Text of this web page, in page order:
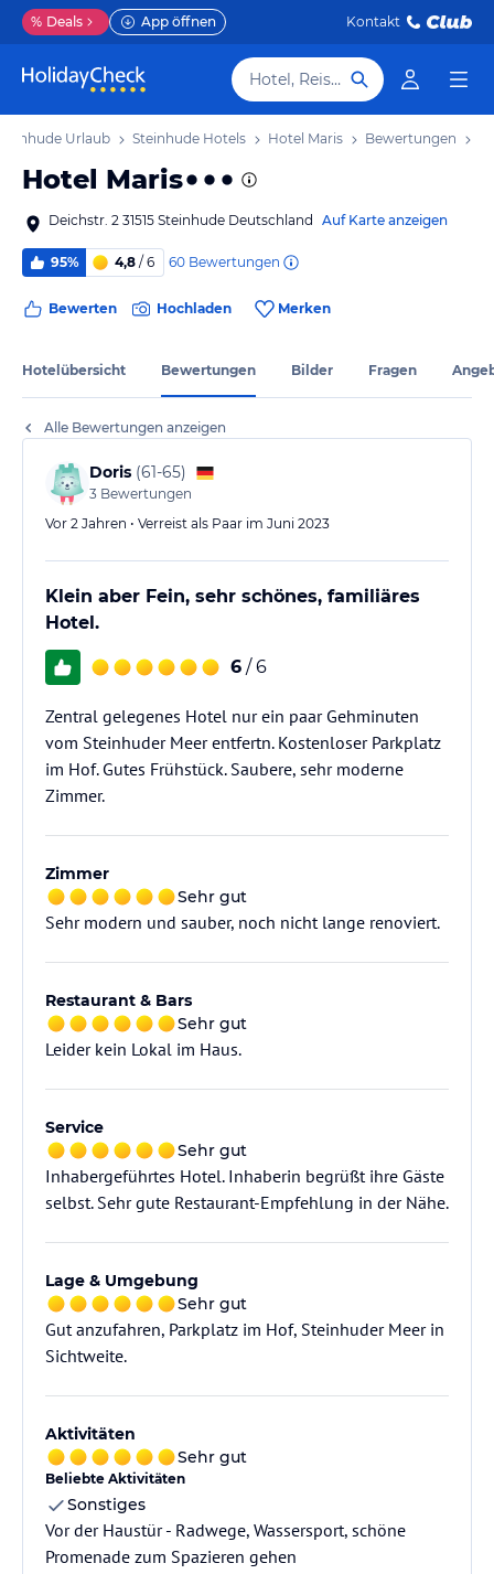
% Deals App öffnen Kontakt
Hotel, Reiseziel
Urlaub Steinhude Hotels Hotel Maris Bewertungen
Hotel Maris
Deichstr. 2 31515 Steinhude Deutschland Auf Karte anzeigen
95% 4,8 / 6 60 Bewertungen
Bewerten Hochladen Merken
Hotelübersicht Bewertungen Bilder Fragen
Alle Bewertungen anzeigen
Doris (61-65)
3 Bewertungen
Vor 2 Jahren • Verreist als Paar im Juni 2023
Klein aber Fein, sehr schönes, familiäres
Hotel.
6 / 6
Zentral gelegenes Hotel nur ein paar Gehminuten
vom Steinhuder Meer entfertn. Kostenloser Parkplatz
im Hof. Gutes Frühstück. Saubere, sehr moderne
Zimmer.
Zimmer
Sehr gut
Sehr modern und sauber, noch nicht lange renoviert.
Restaurant & Bars
Sehr gut
Leider kein Lokal im Haus.
Service
Sehr gut
Inhabergeführtes Hotel. Inhaberin begrüßt ihre Gäste
selbst. Sehr gute Restaurant-Empfehlung in der Nähe.
Lage & Umgebung
Sehr gut
Gut anzufahren, Parkplatz im Hof, Steinhuder Meer in
Sichtweite.
Aktivitäten
Sehr gut
Beliebte Aktivitäten
Sonstiges
Vor der Haustür - Radwege, Wassersport, schöne
Promenade zum Spazieren gehen